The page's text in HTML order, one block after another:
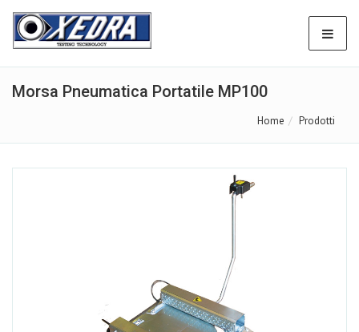
Morsa Pneumatica Portatile MP100
Home Prodotti